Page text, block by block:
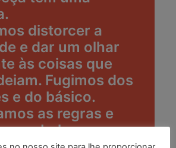
distorcer a
e dar um olhar
às coisas que
Fugimos dos
e do básico.
as regras e
beleza no